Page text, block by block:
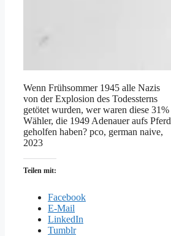
Wenn Frühsommer 1945 alle Nazis
von der Explosion des Todessterns
getötet wurden, wer waren diese 31%
Wähler, die 1949 Adenauer aufs Pferd
geholfen haben? pco, german naive,
2023
Teilen mit:
Facebook
E-Mail
LinkedIn
Tumblr